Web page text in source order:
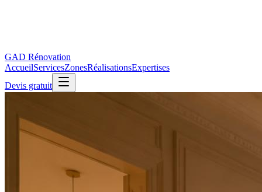
GAD Rénovation
AccueilServicesZonesRéalisationsExpertises
Devis gratuit